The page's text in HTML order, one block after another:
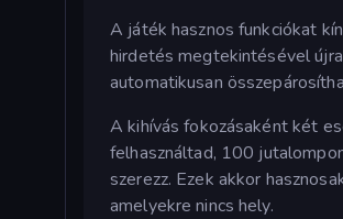
A játék hasznos funkciókat
hirdetés megtekintésével
automatikusan
A kihívás fokozásaként két
felhasználtad, 100
szerezz. Ezek akkor
amelyekre nincs hely.